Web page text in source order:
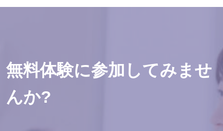
無料体験に参加してみませ
んか?